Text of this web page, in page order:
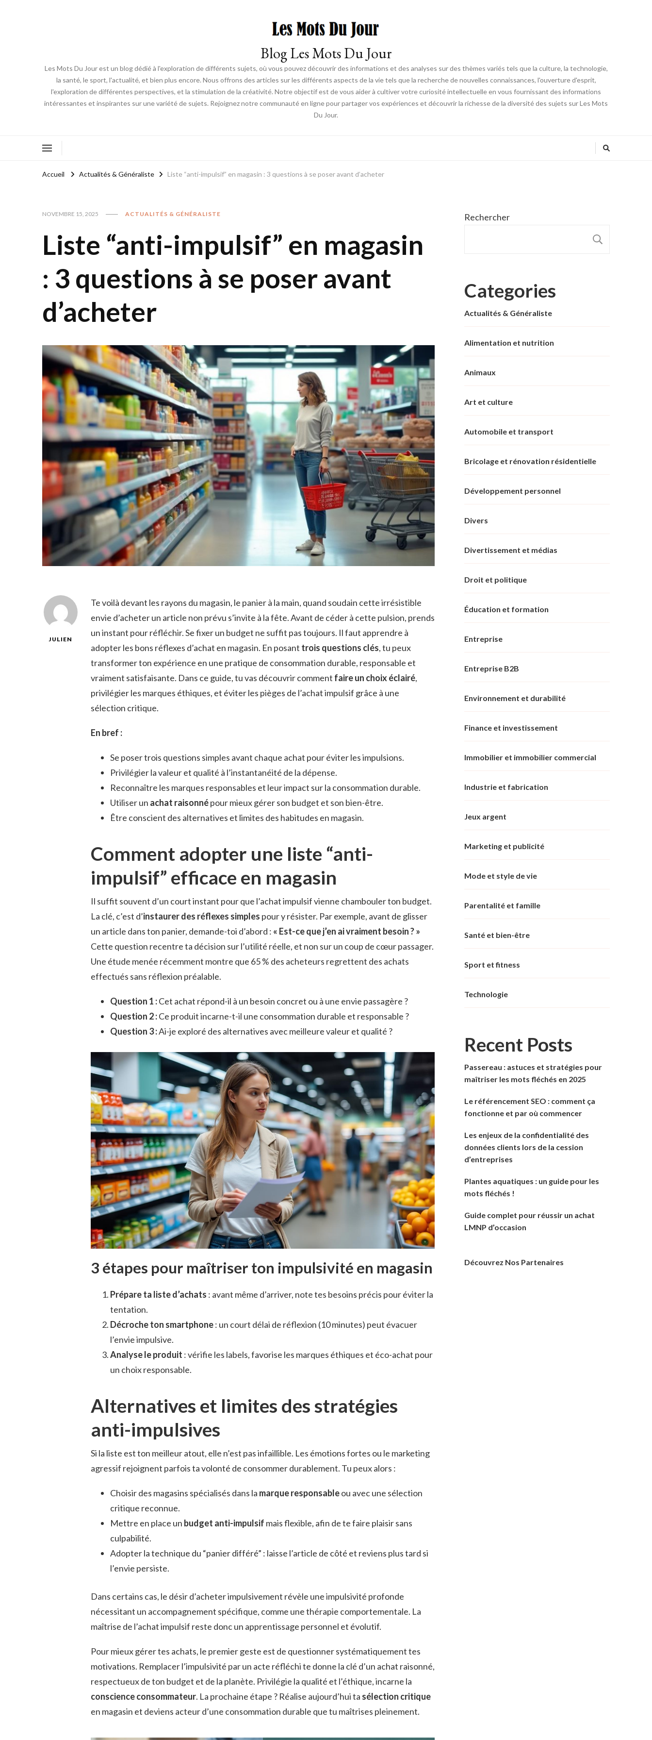
Blog Les Mots Du Jour
Les Mots Du Jour est un blog dédié à l'exploration de différents sujets, où vous pouvez découvrir des informations et des analyses sur des thèmes variés tels que la culture, la technologie,
la santé, le sport, l'actualité, et bien plus encore. Nous offrons des articles sur les différents aspects de la vie tels que la recherche de nouvelles connaissances, l'ouverture d'esprit,
l'exploration de différentes perspectives, et la stimulation de la créativité. Notre objectif est de vous aider à cultiver votre curiosité intellectuelle en vous fournissant des informations
intéressantes et inspirantes sur une variété de sujets. Rejoignez notre communauté en ligne pour partager vos expériences et découvrir la richesse de la diversité des sujets sur Les Mots
Du Jour.
Accueil Actualités & Généraliste Liste “anti-impulsif” en magasin : 3 questions à se poser avant d’acheter
NOVEMBRE 15, 2025 ACTUALITÉS & GÉNÉRALISTE
Liste “anti-impulsif” en magasin
: 3 questions à se poser avant
d’acheter
JULIEN
Te voilà devant les rayons du magasin, le panier à la main, quand soudain cette irrésistible
envie d’acheter un article non prévu s’invite à la fête. Avant de céder à cette pulsion, prends
un instant pour réfléchir. Se fixer un budget ne suffit pas toujours. Il faut apprendre à
adopter les bons réflexes d’achat en magasin. En posant trois questions clés, tu peux
transformer ton expérience en une pratique de consommation durable, responsable et
vraiment satisfaisante. Dans ce guide, tu vas découvrir comment faire un choix éclairé,
privilégier les marques éthiques, et éviter les pièges de l’achat impulsif grâce à une
sélection critique.
En bref :
Se poser trois questions simples avant chaque achat pour éviter les impulsions.
Privilégier la valeur et qualité à l’instantanéité de la dépense.
Reconnaître les marques responsables et leur impact sur la consommation durable.
Utiliser un achat raisonnépour mieux gérer son budget et son bien-être.
Être conscient des alternatives et limites des habitudes en magasin.
Comment adopter une liste “anti-
impulsif” efficace en magasin
Il suffit souvent d’un court instant pour que l’achat impulsif vienne chambouler ton budget.
La clé, c’est d’instaurer des réflexes simples pour y résister. Par exemple, avant de glisser
un article dans ton panier, demande-toi d’abord : « Est-ce que j’en ai vraiment besoin ? »
Cette question recentre ta décision sur l’utilité réelle, et non sur un coup de cœur passager.
Une étude menée récemment montre que 65 % des acheteurs regrettent des achats
effectués sans réflexion préalable.
Question 1 :Cet achat répond-il à un besoin concret ou à une envie passagère ?
Question 2 :Ce produit incarne-t-il une consommation durable et responsable ?
Question 3 :Ai-je exploré des alternatives avec meilleure valeur et qualité ?
3 étapes pour maîtriser ton impulsivité en magasin
Prépare ta liste d’achats : avant même d’arriver, note tes besoins précis pour éviter la
tentation.
Décroche ton smartphone: un court délai de réflexion (10 minutes) peut évacuer
l’envie impulsive.
Analyse le produit : vérifie les labels, favorise les marques éthiques et éco-achat pour
un choix responsable.
Alternatives et limites des stratégies
anti-impulsives
Si la liste est ton meilleur atout, elle n’est pas infaillible. Les émotions fortes ou le marketing
agressif rejoignent parfois ta volonté de consommer durablement. Tu peux alors :
Choisir des magasins spécialisés dans la marque responsableou avec une sélection
critique reconnue.
Mettre en place un budget anti-impulsif mais flexible, afin de te faire plaisir sans
culpabilité.
Adopter la technique du “panier différé” : laisse l’article de côté et reviens plus tard si
l’envie persiste.
Dans certains cas, le désir d’acheter impulsivement révèle une impulsivité profonde
nécessitant un accompagnement spécifique, comme une thérapie comportementale. La
maîtrise de l’achat impulsif reste donc un apprentissage personnel et évolutif.
Pour mieux gérer tes achats, le premier geste est de questionner systématiquement tes
motivations. Remplacer l’impulsivité par un acte réfléchi te donne la clé d’un achat raisonné,
respectueux de ton budget et de la planète. Privilégie la qualité et l’éthique, incarne la
conscience consommateur. La prochaine étape ? Réalise aujourd’hui ta sélection critique
en magasin et deviens acteur d’une consommation durable que tu maîtrises pleinement.
Rechercher
Categories
Actualités & Généraliste
Alimentation et nutrition
Animaux
Art et culture
Automobile et transport
Bricolage et rénovation résidentielle
Développement personnel
Divers
Divertissement et médias
Droit et politique
Éducation et formation
Entreprise
Entreprise B2B
Environnement et durabilité
Finance et investissement
Immobilier et immobilier commercial
Industrie et fabrication
Jeux argent
Marketing et publicité
Mode et style de vie
Parentalité et famille
Santé et bien-être
Sport et fitness
Technologie
Recent Posts
Passereau : astuces et stratégies pour
maîtriser les mots fléchés en 2025
Le référencement SEO : comment ça
fonctionne et par où commencer
Les enjeux de la confidentialité des
données clients lors de la cession
d’entreprises
Plantes aquatiques : un guide pour les
mots fléchés !
Guide complet pour réussir un achat
LMNP d’occasion
Découvrez Nos Partenaires